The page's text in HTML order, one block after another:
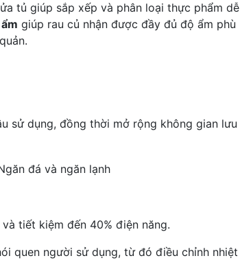
tủ giúp sắp xếp và phân loại thực phẩm dễ
giúp rau củ nhận được đầy đủ độ ẩm phù
sử dụng, đồng thời mở rộng không gian lưu
tiết kiệm đến 40% điện năng.
quen người sử dụng, từ đó điều chỉnh nhiệt